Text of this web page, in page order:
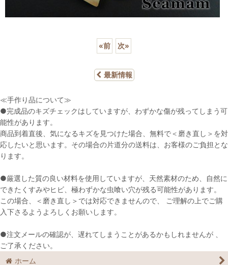
«前 次»
最新情報
≪手作り品について≫
●完成品のキズチェックはしていますが、わずかな傷が残ってしまう可
能性があります。
商品到着直後、気になるキズを見つけた場合、無料で＜磨き直し＞を対
応したいと思います。その場合の片道分の送料は、お客様のご負担とな
ります。
●厳選した質の良い材料を使用していますが、天然素材のため、自然に
できたくすみやヒビ、極わずかな虫喰い穴が残る可能性があります。
この場合、＜磨き直し＞では対応できませんので、 ご理解の上でご購
入下さるようよろしくお願いします。
●注文メールの確認が、遅れてしまうことがあるかもしれませんが 、
ご了承ください。
ホーム